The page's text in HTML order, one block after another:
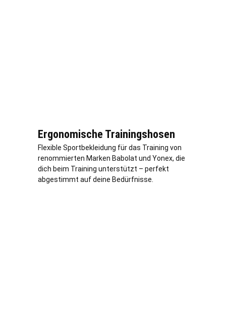
Ergonomische Trainingshosen
Flexible Sportbekleidung für das Training von
renommierten Marken Babolat und Yonex, die
dich beim Training unterstützt – perfekt
abgestimmt auf deine Bedürfnisse.